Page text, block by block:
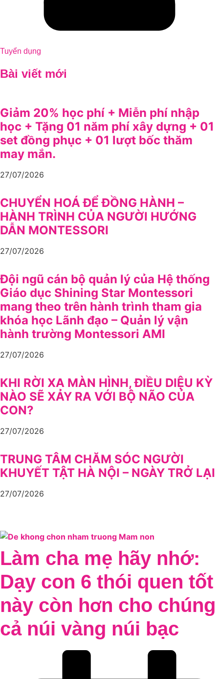
Tuyển dụng
Bài viết mới
Giảm 20% học phí + Miễn phí nhập
học + Tặng 01 năm phí xây dựng + 01
set đồng phục + 01 lượt bốc thăm
may mắn.
27/07/2026
CHUYỂN HOÁ ĐỂ ĐỒNG HÀNH –
HÀNH TRÌNH CỦA NGƯỜI HƯỚNG
DẪN MONTESSORI
27/07/2026
Đội ngũ cán bộ quản lý của Hệ thống
Giáo dục Shining Star Montessori
mang theo trên hành trình tham gia
khóa học Lãnh đạo – Quản lý vận
hành trường Montessori AMI
27/07/2026
KHI RỜI XA MÀN HÌNH, ĐIỀU DIỆU KỲ
NÀO SẼ XẢY RA VỚI BỘ NÃO CỦA
CON?
27/07/2026
TRUNG TÂM CHĂM SÓC NGƯỜI
KHUYẾT TẬT HÀ NỘI – NGÀY TRỞ LẠI
27/07/2026
Làm cha mẹ hãy nhớ:
Dạy con 6 thói quen tốt
này còn hơn cho chúng
cả núi vàng núi bạc